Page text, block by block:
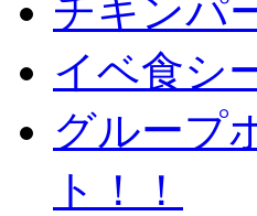
チキンパ
イベ食シ
グループ
ト！！